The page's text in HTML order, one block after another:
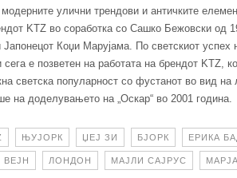
улични трендови и античките
KTZ во соработка со Сашко Бежовски од
Јапонецот Коџи Марујама. По светскиот успех
сега е позветен на работата на брендот KTZ,
светска популарност со фустанот во вид
на доделувањето на „Оскар“ во 2001 година.
ЊУЈОРК ЏЕЈ ЗИ БЈОРК ЕРИКА
ВЕЈН ЛОНДОН МАЈЛИ САЈРУС